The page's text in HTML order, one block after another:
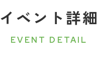
イベント詳細
EVENT DETAIL